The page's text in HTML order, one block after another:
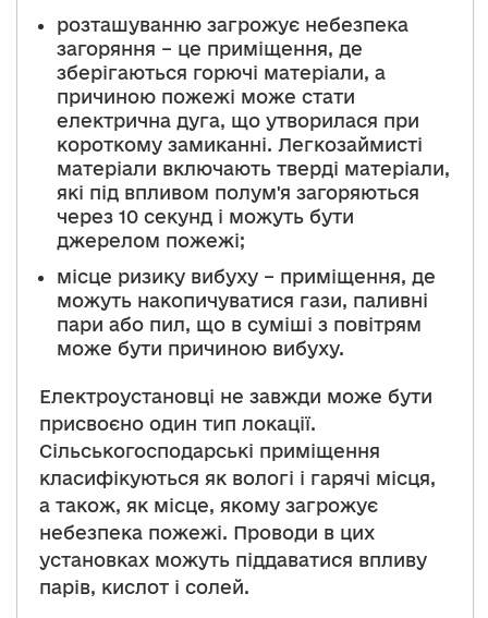
розташуванню загрожує небезпека
загоряння – це приміщення, де
зберігаються горючі матеріали, а
причиною пожежі може стати
електрична дуга, що утворилася при
короткому замиканні. Легкозаймисті
матеріали включають тверді матеріали,
які під впливом полум'я загоряються
через 10 секунд і можуть бути
джерелом пожежі;
місце ризику вибуху – приміщення, де
можуть накопичуватися гази, паливні
пари або пил, що в суміші з повітрям
може бути причиною вибуху.
Електроустановці не завжди може бути
присвоєно один тип локації.
Сільськогосподарські приміщення
класифікуються як вологі і гарячі місця,
а також, як місце, якому загрожує
небезпека пожежі. Проводи в цих
установках можуть піддаватися впливу
парів, кислот і солей.